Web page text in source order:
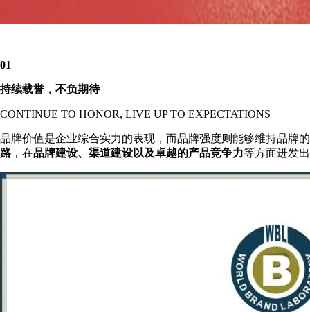
01
持续载誉，不负期待
CONTINUE TO HONOR, LIVE UP TO EXPECTATIONS
品牌价值是企业综合实力的表现，而品牌强度则能够维持品牌
路 ，在品牌建设、渠道建设以及卓越的产品竞争力等方面迸发